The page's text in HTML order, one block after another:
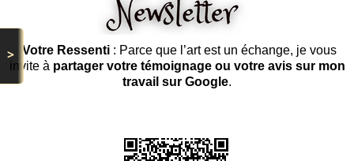
> Votre Ressenti: Parce que l’art est un échange, je vous
invite à partager votre témoignage ou votre avis sur mon
travail sur Google.